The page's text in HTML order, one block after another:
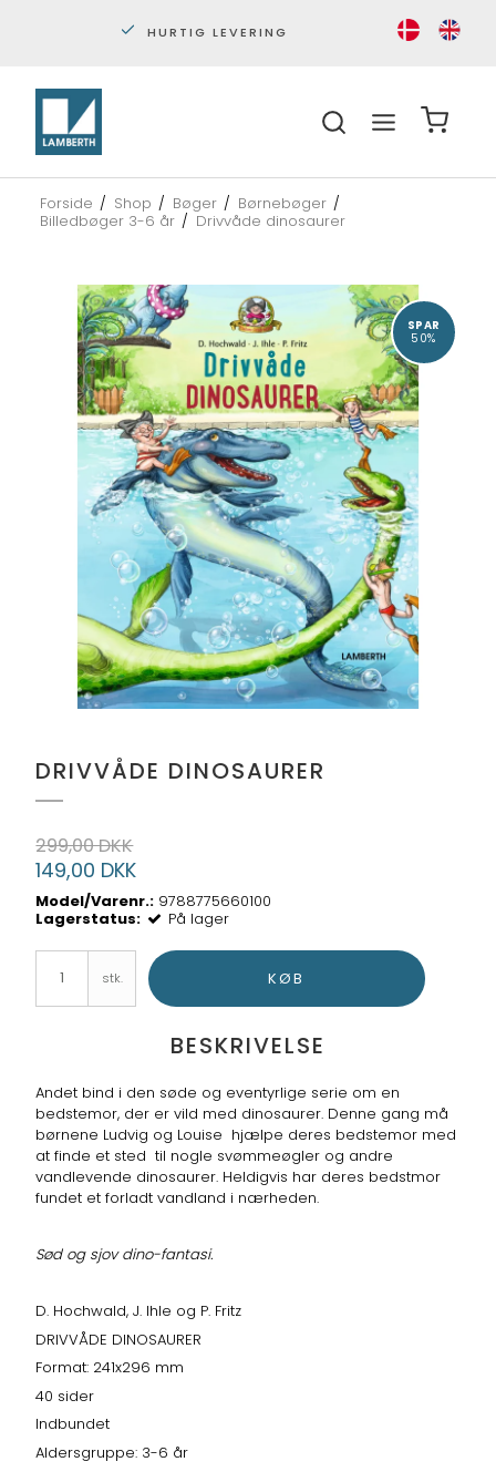
HURTIG LEVERING
Forside / Shop / Bøger / Børnebøger /
Billedbøger 3-6 år / Drivvåde dinosaurer
SPAR
50%
DRIVVÅDE DINOSAURER
299,00 DKK
149,00 DKK
Model/Varenr.: 9788775660100
Lagerstatus:
På lager
stk. KØB
BESKRIVELSE
Andet bind i den søde og eventyrlige serie om en
bedstemor, der er vild med dinosaurer. Denne gang må
børnene Ludvig og Louise hjælpe deres bedstemor med
at finde et sted til nogle svømmeøgler og andre
vandlevende dinosaurer. Heldigvis har deres bedstmor
fundet et forladt vandland i nærheden.
Sød og sjov dino-fantasi.
D. Hochwald, J. Ihle og P. Fritz
DRIVVÅDE DINOSAURER
Format: 241x296 mm
40 sider
Indbundet
Aldersgruppe: 3-6 år